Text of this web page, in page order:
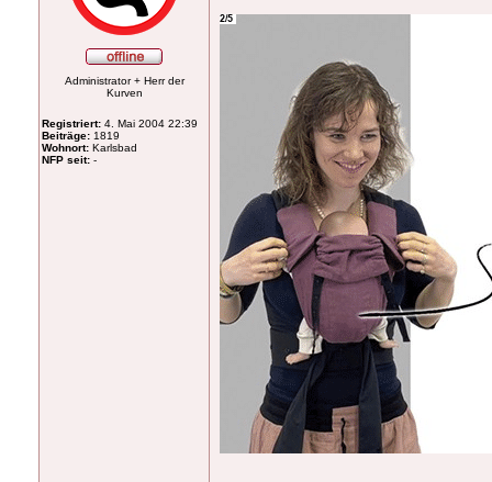
Administrator + Herr der
Kurven
Registriert: 4. Mai 2004 22:39
Beiträge: 1819
Wohnort: Karlsbad
NFP seit: -